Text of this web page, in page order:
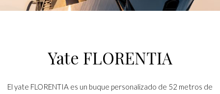
Yate FLORENTIA
El yate FLORENTIA es un buque personalizado de 52 metros de